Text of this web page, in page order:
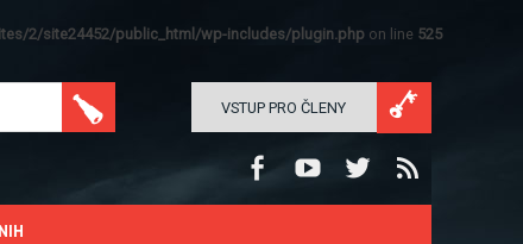
2/site24452/public_html/wp-includes/plugin.php on line 525
VSTUP PRO ČLENY